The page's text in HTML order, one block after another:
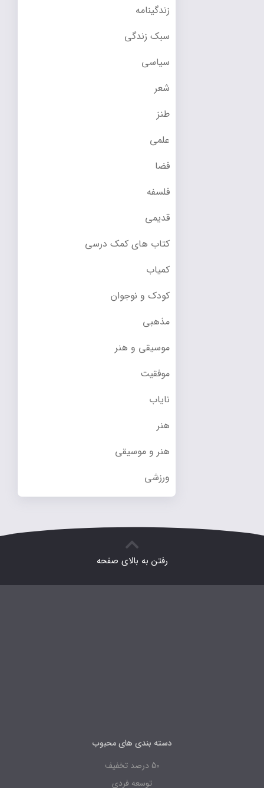
زندگینامه
سبک زندگی
سیاسی
شعر
طنز
علمی
فضا
فلسفه
قدیمی
کتاب های کمک درسی
کمیاب
کودک و نوجوان
مذهبی
موسیقی و هنر
موفقیت
نایاب
هنر
هنر و موسیقی
ورزشی
رفتن به بالای صفحه
دسته بندی های محبوب
50 درصد تخفیف
توسعه فردی